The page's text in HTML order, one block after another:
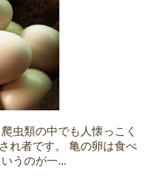
虫類の中でも人懐っこく
れ者です。 亀の卵は食べ
うのが一...